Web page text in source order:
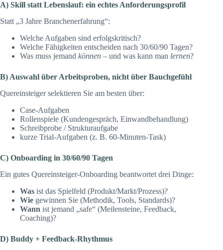
A) Skill statt Lebenslauf: ein echtes Anforderungsprofil
Statt „3 Jahre Branchenerfahrung“:
Welche Aufgaben sind erfolgskritisch?
Welche Fähigkeiten entscheiden nach 30/60/90 Tagen?
Was muss jemand können – und was kann man lernen?
B) Auswahl über Arbeitsproben, nicht über Bauchgefühl
Quereinsteiger selektieren Sie am besten über:
Case-Aufgaben
Rollenspiele (Kundengespräch, Einwandbehandlung)
Schreibprobe / Strukturaufgabe
kurze Trial-Aufgaben (z. B. 60-Minuten-Task)
C) Onboarding in 30/60/90 Tagen
Ein gutes Quereinsteiger-Onboarding beantwortet drei Dinge:
Was ist das Spielfeld (Produkt/Markt/Prozess)?
Wie gewinnen Sie (Methodik, Tools, Standards)?
Wann ist jemand „safe“ (Meilensteine, Feedback,
Coaching)?
D) Buddy + Feedback-Rhythmus